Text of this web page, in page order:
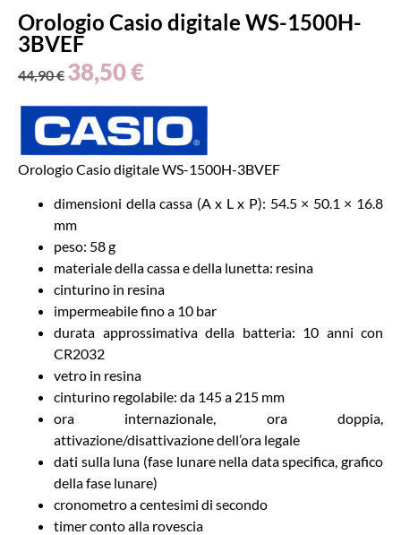
Orologio Casio digitale WS-1500H-
3BVEF
44,90€ 38,50€
Orologio Casio digitale WS-1500H-3BVEF
dimensioni della cassa (A x L x P): 54.5 × 50.1 × 16.8
mm
peso: 58 g
materiale della cassa e della lunetta: resina
cinturino in resina
impermeabile fino a 10 bar
durata approssimativa della batteria: 10 anni con
CR2032
vetro in resina
cinturino regolabile: da 145 a 215 mm
ora internazionale, ora doppia,
attivazione/disattivazione dell’ora legale
dati sulla luna (fase lunare nella data specifica, grafico
della fase lunare)
cronometro a centesimi di secondo
timer conto alla rovescia